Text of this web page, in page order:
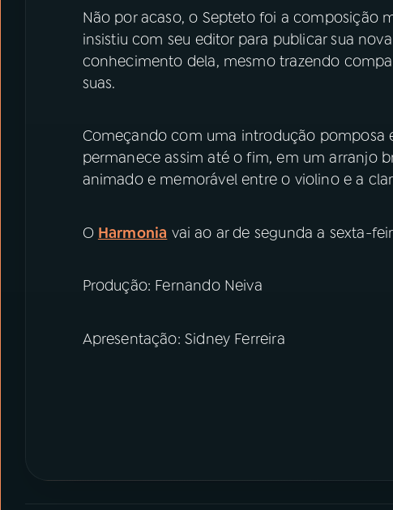
Não por acaso, o Septeto foi a composição
insistiu com seu editor para publicar sua
conhecimento dela, mesmo trazendo
suas.
Começando com uma introdução pomposa
permanece assim até o fim, em um arranjo
animado e memorável entre o violino e a
O Harmonia vai ao ar de segunda a sexta-
Produção: Fernando Neiva
Apresentação: Sidney Ferreira